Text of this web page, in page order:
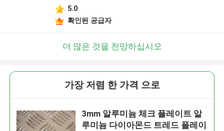
5.0
확인된 공급자
더 많은 것을 전망하십시오
가장 저렴 한 가격 으로
3mm 알루미늄 체크 플레이트 알
루미늄 다이아몬드 트레드 플레이